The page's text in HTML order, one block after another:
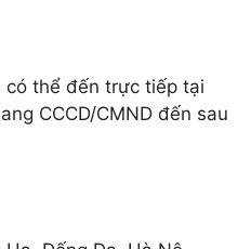
có thể đến trực tiếp tại
CCCD/CMND đến sau